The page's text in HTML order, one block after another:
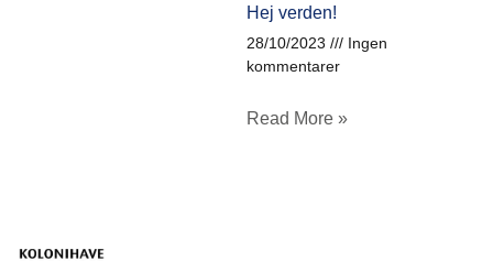
Hej verden!
28/10/2023
Ingen
kommentarer
Read More »